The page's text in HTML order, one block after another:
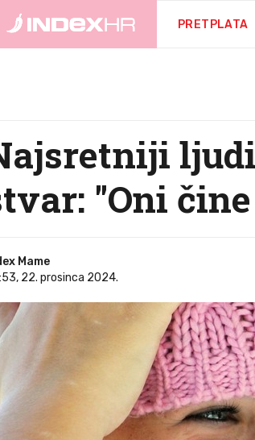
PRETPLATA
"Oni
Mame
22. prosinca 2024.